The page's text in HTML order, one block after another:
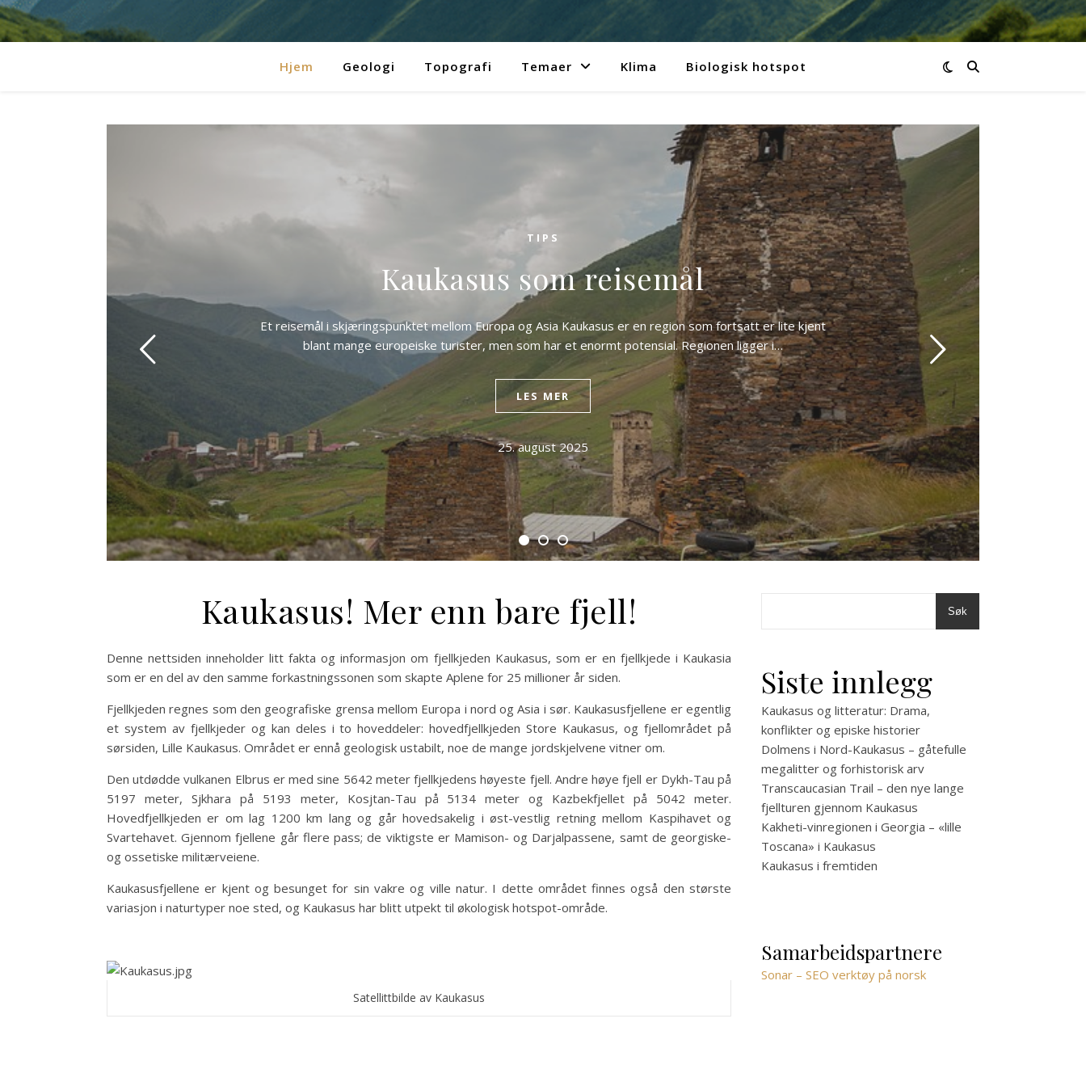
Hjem Geologi Topografi Temaer Klima Biologisk hotspot
TIPS
Kaukasus som reisemål
Et reisemål i skjæringspunktet mellom Europa og Asia Kaukasus er en region som fortsatt er lite kjent
blant mange europeiske turister, men som har et enormt potensial. Regionen ligger i…
LES MER
25. august 2025
Kaukasus! Mer enn bare fjell!
Denne nettsiden inneholder litt fakta og informasjon om fjellkjeden Kaukasus, som er en fjellkjede i Kaukasia
som er en del av den samme forkastningssonen som skapte Aplene for 25 millioner år siden.
Fjellkjeden regnes som den geografiske grensa mellom Europa i nord og Asia i sør. Kaukasusfjellene er egentlig
et system av fjellkjeder og kan deles i to hoveddeler: hovedfjellkjeden Store Kaukasus, og fjellområdet på
sørsiden, Lille Kaukasus. Området er ennå geologisk ustabilt, noe de mange jordskjelvene vitner om.
Den utdødde vulkanen Elbrus er med sine 5642 meter fjellkjedens høyeste fjell. Andre høye fjell er Dykh-Tau på
5197 meter, Sjkhara på 5193 meter, Kosjtan-Tau på 5134 meter og Kazbekfjellet på 5042 meter.
Hovedfjellkjeden er om lag 1200 km lang og går hovedsakelig i øst-vestlig retning mellom Kaspihavet og
Svartehavet. Gjennom fjellene går flere pass; de viktigste er Mamison- og Darjalpassene, samt de georgiske-
og ossetiske militærveiene.
Kaukasusfjellene er kjent og besunget for sin vakre og ville natur. I dette området finnes også den største
variasjon i naturtyper noe sted, og Kaukasus har blitt utpekt til økologisk hotspot-område.
Satellittbilde av Kaukasus
Søk
Siste innlegg
Kaukasus og litteratur: Drama,
konflikter og episke historier
Dolmens i Nord-Kaukasus – gåtefulle
megalitter og forhistorisk arv
Transcaucasian Trail – den nye lange
fjellturen gjennom Kaukasus
Kakheti-vinregionen i Georgia – «lille
Toscana» i Kaukasus
Kaukasus i fremtiden
Samarbeidspartnere
Sonar – SEO verktøy på norsk